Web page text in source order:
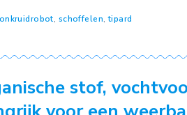
sluipwespen’. Het
van de buxusmot met
als basis. Middels